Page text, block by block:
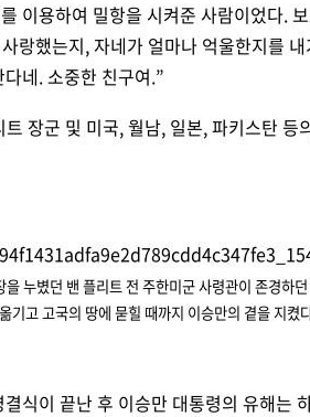
이용하여 밀항을 시켜준 사람이었다.
랑했는지, 자네가 얼마나 억울한지를
네. 소중한 친구여.”
장군 및 미국, 월남, 일본, 파키스탄
을 누볐던 밴 플리트 전 주한미군 사령관이 존경하
기고 고국의 땅에 묻힐 때까지 이승만의 곁을 지
식이 끝난 후 이승만 대통령의 유해